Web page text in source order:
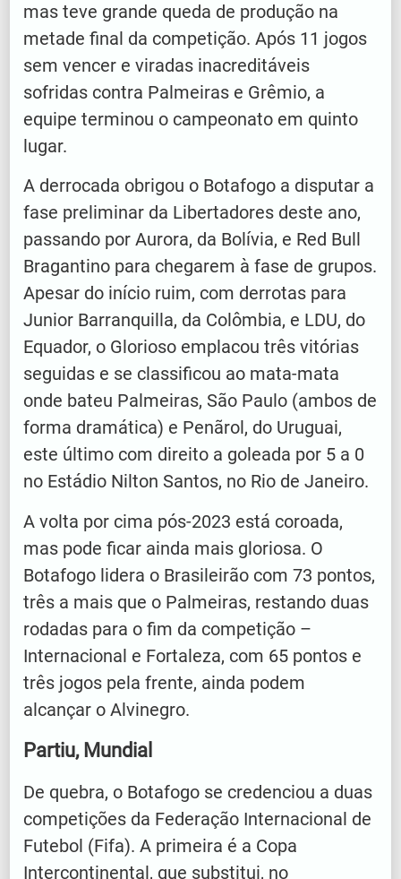
mas teve grande queda de produção na
metade final da competição. Após 11 jogos
sem vencer e viradas inacreditáveis
sofridas contra Palmeiras e Grêmio, a
equipe terminou o campeonato em quinto
lugar.
A derrocada obrigou o Botafogo a disputar a
fase preliminar da Libertadores deste ano,
passando por Aurora, da Bolívia, e Red Bull
Bragantino para chegarem à fase de grupos.
Apesar do início ruim, com derrotas para
Junior Barranquilla, da Colômbia, e LDU, do
Equador, o Glorioso emplacou três vitórias
seguidas e se classificou ao mata-mata
onde bateu Palmeiras, São Paulo (ambos de
forma dramática) e Penãrol, do Uruguai,
este último com direito a goleada por 5 a 0
no Estádio Nilton Santos, no Rio de Janeiro.
A volta por cima pós-2023 está coroada,
mas pode ficar ainda mais gloriosa. O
Botafogo lidera o Brasileirão com 73 pontos,
três a mais que o Palmeiras, restando duas
rodadas para o fim da competição –
Internacional e Fortaleza, com 65 pontos e
três jogos pela frente, ainda podem
alcançar o Alvinegro.
Partiu, Mundial
De quebra, o Botafogo se credenciou a duas
competições da Federação Internacional de
Futebol (Fifa). A primeira é a Copa
Intercontinental, que substitui, no